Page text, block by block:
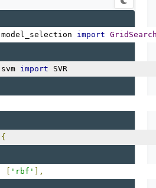
model_selection import
svm import SVR
{
[ 'rbf' ],